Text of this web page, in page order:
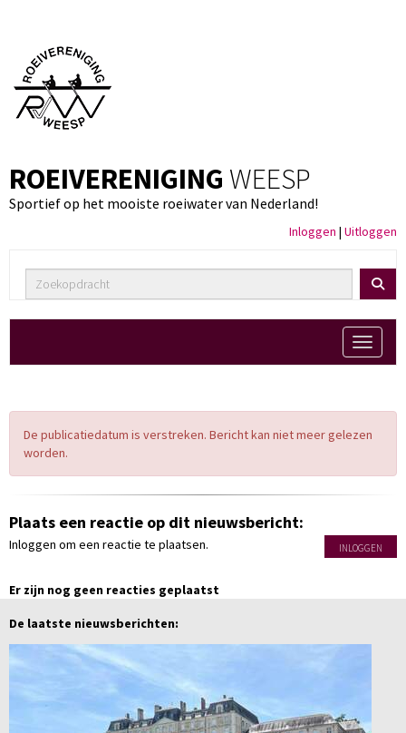
ROEIVERENIGING WEESP
Sportief op het mooiste roeiwater van Nederland!
Inloggen | Uitloggen
Toggle
De publicatiedatum is verstreken. Bericht kan niet meer gelezen
worden.
Plaats een reactie op dit nieuwsbericht:
Inloggen om een reactie te plaatsen. INLOGGEN
Er zijn nog geen reacties geplaatst
De laatste nieuwsberichten: